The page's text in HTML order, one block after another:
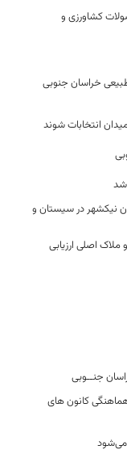
کشاورزی و
خراسان جنوبی
انتخابات شوند
شد
نیکشهر در سیستان و
ملاک اصلی ارزیابی
جنــوبی
کانون های
می‌شود